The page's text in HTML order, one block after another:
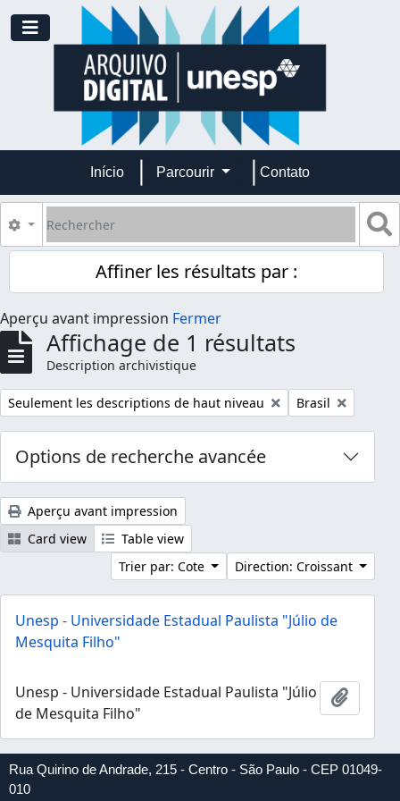
Skip to main content
Toggle navigation
Início Parcourir Contato
Rechercher
Search options
Affiner les résultats par :
Aperçu avant impression Fermer
Affichage de 1 résultats
Description archivistique
Remove filter:
Seulement les descriptions de haut niveau Remove filter:
Brasil
Options de recherche avancée
Aperçu avant impression
Card view
Table view
Trier par: Cote
Direction: Croissant
Unesp - Universidade Estadual Paulista "Júlio de
Mesquita Filho"
Unesp - Universidade Estadual Paulista "Júlio
de Mesquita Filho"
Ajouter
Rua Quirino de Andrade, 215 - Centro - São Paulo - CEP 01049-
010